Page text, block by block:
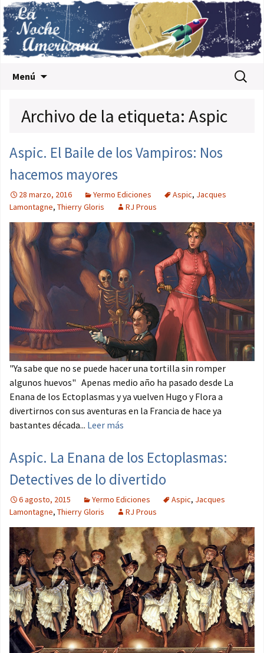
Menú Buscar:
Archivo de la etiqueta: Aspic
Aspic. El Baile de los Vampiros: Nos
hacemos mayores
28 marzo, 2016 Yermo Ediciones Aspic, Jacques
Lamontagne, Thierry Gloris RJ Prous
"Ya sabe que no se puede hacer una tortilla sin romper
algunos huevos" Apenas medio año ha pasado desde La
Enana de los Ectoplasmas y ya vuelven Hugo y Flora a
divertirnos con sus aventuras en la Francia de hace ya
bastantes década... Leer más
Aspic. La Enana de los Ectoplasmas:
Detectives de lo divertido
6 agosto, 2015 Yermo Ediciones Aspic, Jacques
Lamontagne, Thierry Gloris RJ Prous